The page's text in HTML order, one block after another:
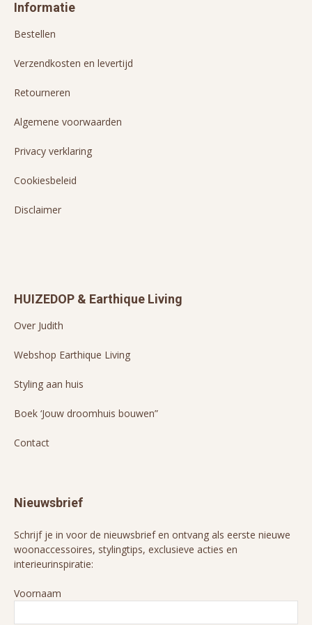
Informatie
Bestellen
Verzendkosten en levertijd
Retourneren
Algemene voorwaarden
Privacy verklaring
Cookiesbeleid
Disclaimer
HUIZEDOP & Earthique Living
Over Judith
Webshop Earthique Living
Styling aan huis
Boek ‘Jouw droomhuis bouwen”
Contact
Nieuwsbrief
Schrijf je in voor de nieuwsbrief en ontvang als eerste nieuwe
woonaccessoires, stylingtips, exclusieve acties en
interieurinspiratie:
Voornaam